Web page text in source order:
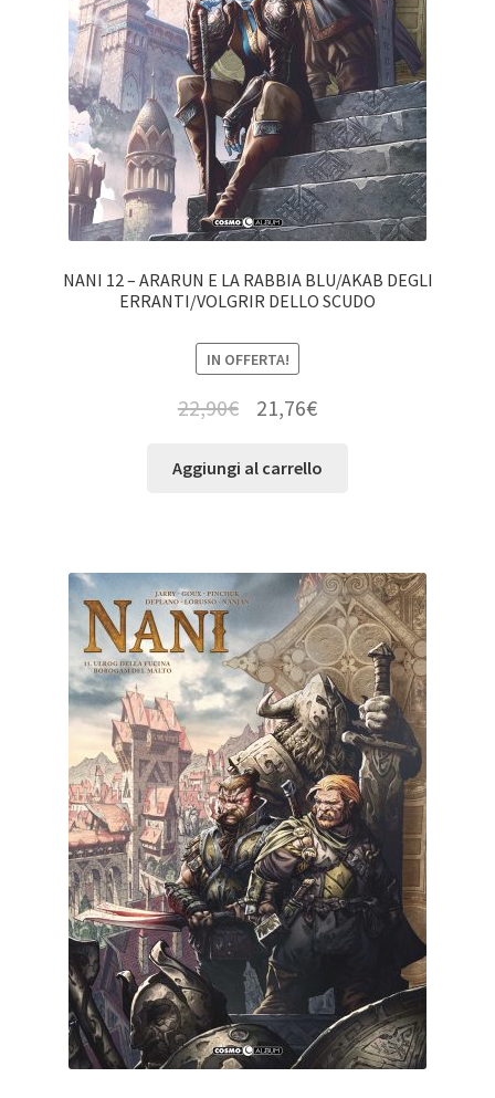
NANI 12 – ARARUN E LA RABBIA BLU/AKAB DEGLI
ERRANTI/VOLGRIR DELLO SCUDO
IN OFFERTA!
22,90€ 21,76€
Aggiungi al carrello